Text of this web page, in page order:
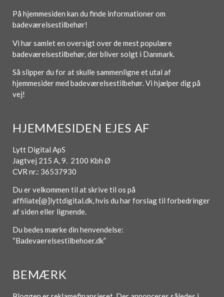
På hjemmesiden kan du finde informationer om
badeværelsestilbehør!
Vi har samlet en oversigt over de mest populære
badeværelsestilbehør, der bliver solgt i Danmark.
Så slipper du for at skulle sammenligne et utal af
hjemmesider med badeværelsestilbehør. Vi hjælper dig på
vej!
HJEMMESIDEN EJES AF
Lytt Digital ApS
Jagtvej 215 A, 9. 2100 Kbh Ø
CVR nr.: 36537930
Du er velkommen til at skrive til os på
affiliate[@]lyttdigital.dk, hvis du har forslag til forbedringer
af siden eller lignende.
Du bedes mærke din henvendelse:
“Badevaerelsestilbehoer.dk”
BEMÆRK